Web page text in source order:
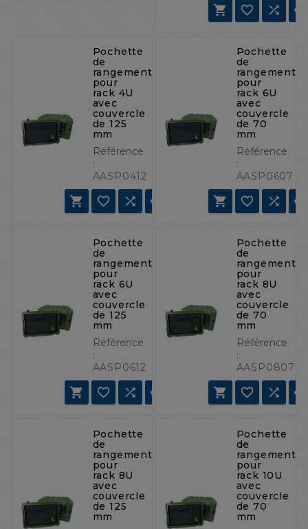
   
Pochette
de
rangement
pour
rack 4U
avec
couvercle
de 125
mm
Référence
:
AASP0412
   
Pochette
de
rangement
pour
rack 6U
avec
couvercle
de 70
mm
Référence
:
AASP0607
   
Pochette
de
rangement
pour
rack 6U
avec
couvercle
de 125
mm
Référence
:
AASP0612
   
Pochette
de
rangement
pour
rack 8U
avec
couvercle
de 70
mm
Référence
:
AASP0807
   
Pochette
de
rangement
pour
rack 8U
avec
couvercle
de 125
mm
Pochette
de
rangement
pour
rack 10U
avec
couvercle
de 70
mm